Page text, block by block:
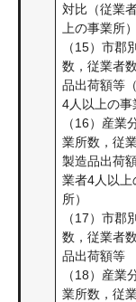
対比（従業
上の事業所）
（15）市郡
数，従業者
品出荷額等
4人以上の事
（16）産業
業所数，従
製造品出荷
業者4人以上
所）
（17）市郡
数，従業者
品出荷額等
（18）産業
業所数，従